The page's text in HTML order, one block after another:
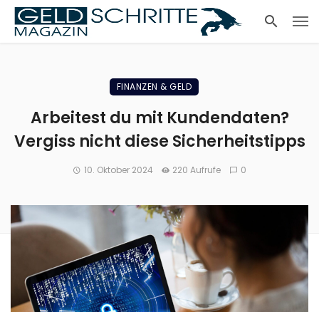
FINANZEN & GELD
Arbeitest du mit Kundendaten?
Vergiss nicht diese Sicherheitstipps
10. Oktober 2024 220 Aufrufe 0